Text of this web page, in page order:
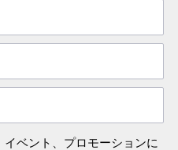
ベント、プロモーションに